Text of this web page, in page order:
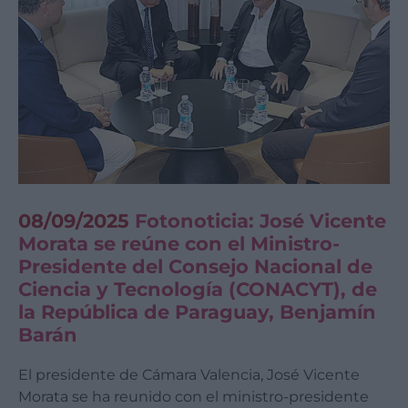
08/09/2025 Fotonoticia: José Vicente
Morata se reúne con el Ministro-
Presidente del Consejo Nacional de
Ciencia y Tecnología (CONACYT), de
la República de Paraguay, Benjamín
Barán
El presidente de Cámara Valencia, José Vicente
Morata se ha reunido con el ministro-presidente